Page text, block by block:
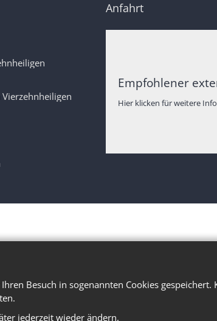
Besuch in sogenannten Cookies gespeichert.
jederzeit wieder ändern.
Anfahrt
Empfohlener
Hier klicken für weitere